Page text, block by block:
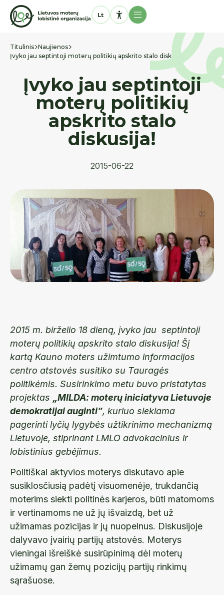
Titulinis Naujienos
Įvyko jau septintoji moterų politikių apskrito stalo diskusija!
Įvyko jau septintoji
moterų politikių
apskrito stalo
diskusija!
2015-06-22
2015 m. birželio 18 dieną, įvyko jau septintoji
moterų politikių apskrito stalo diskusija! Šį
kartą Kauno moters užimtumo informacijos
centro atstovės susitiko su Tauragės
politikėmis. Susirinkimo metu buvo pristatytas
projektas
„MILDA: moterų iniciatyva Lietuvoje
demokratijai auginti”, kuriuo siekiama
pagerinti lyčių lygybės užtikrinimo mechanizmą
Lietuvoje, stiprinant LMLO advokacinius ir
lobistinius gebėjimus.
Politiškai aktyvios moterys diskutavo apie
susiklosčiusią padėtį visuomenėje, trukdančią
moterims siekti politinės karjeros, būti matomoms
ir vertinamoms ne už jų išvaizdą, bet už
užimamas pozicijas ir jų nuopelnus. Diskusijoje
dalyvavo įvairių partijų atstovės. Moterys
vieningai išreiškė susirūpinimą dėl moterų
užimamų gan žemų pozicijų partijų rinkimų
sąrašuose.